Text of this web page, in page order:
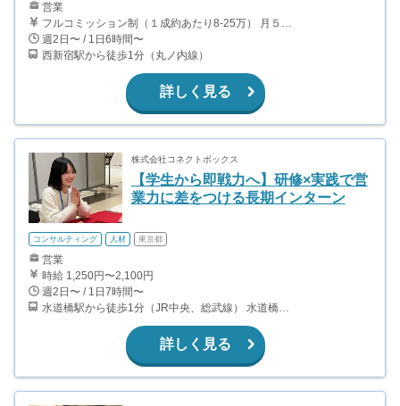
営業
フルコミッション制（１成約あたり8-25万） 月５０万以上稼ぐインターン生も多数います！ ■収入例 ○入社１ヶ月目（明治大学2年生） 役職：アポインター 月間１契約×８万円＝８万円 ＋交通費 ○入社３ヶ月目（東京大学２年生） 役職：アポインター（ランク：ブロンズ） 月間３契約×10万円＝30万円 ＋交通費 ○入社６ヶ月目（早稲田大学３年生） 役職：アポインター（ランク：シルバー） 月間５契約×12万円＝60万円 ＋交通費 ○入社15ヶ月目（慶應大学３年生） 役職：クローザー 月間３契約×25万＝75万円 ＋交通費
週2日〜 / 1日6時間〜
西新宿駅から徒歩1分（丸ノ内線）
詳しく見る
株式会社コネクトボックス
【学生から即戦力へ】研修×実践で営
業力に差をつける長期インターン
コンサルティング 人材 東京都
営業
時給 1,250円〜2,100円
週2日〜 / 1日7時間〜
水道橋駅から徒歩1分（JR中央、総武線） 水道橋駅から徒歩6分（都営三田線）
詳しく見る